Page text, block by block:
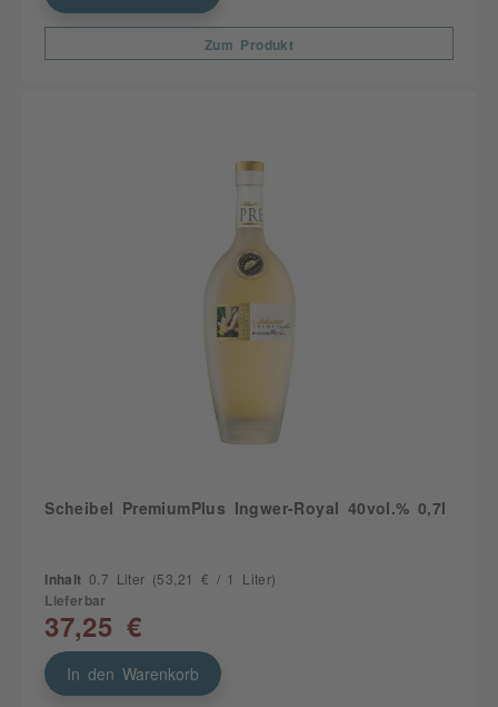
Zum Produkt
Scheibel PremiumPlus Ingwer-Royal 40vol.% 0,7l
Inhalt 0.7 Liter (53,21 € / 1 Liter)
Lieferbar
37,25 €
In den Warenkorb